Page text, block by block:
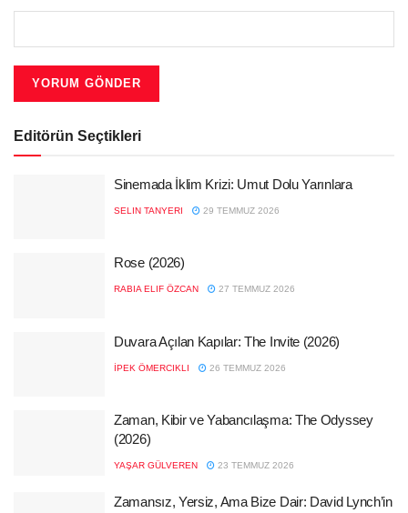
Editörün Seçtikleri
Sinemada İklim Krizi: Umut Dolu Yarınlara
SELIN TANYERI 29 TEMMUZ 2026
Rose (2026)
RABIA ELIF ÖZCAN 27 TEMMUZ 2026
Duvara Açılan Kapılar: The Invite (2026)
İPEK ÖMERCIKLI 26 TEMMUZ 2026
Zaman, Kibir ve Yabancılaşma: The Odyssey
(2026)
YAŞAR GÜLVEREN 23 TEMMUZ 2026
Zamansız, Yersiz, Ama Bize Dair: David Lynch’in